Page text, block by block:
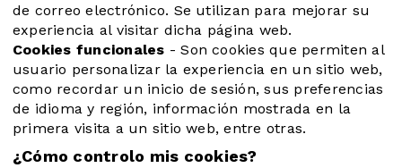
de correo electrónico. Se utilizan para mejorar su
experiencia al visitar dicha página web.
Cookies funcionales - Son cookies que permiten al
usuario personalizar la experiencia en un sitio web,
como recordar un inicio de sesión, sus preferencias
de idioma y región, información mostrada en la
primera visita a un sitio web, entre otras.
¿Cómo controlo mis cookies?